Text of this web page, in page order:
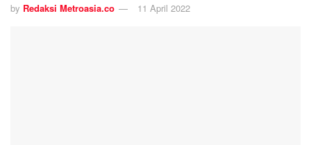
by Redaksi Metroasia.co 11 April 2022